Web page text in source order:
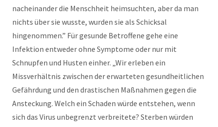
nacheinander die Menschheit heimsuchten, aber da man
nichts über sie wusste, wurden sie als Schicksal
hingenommen.” Für gesunde Betrof­fene gehe eine
Infektion entweder ohne Symp­tome oder nur mit
Schnupfen und Husten einher. „Wir erleben ein
Missverhältnis zwischen der erwarteten gesundheitlichen
Gefährdung und den drastischen Maßnahmen gegen die
Ansteckung. Welch ein Schaden würde entstehen, wenn
sich das Virus unbegrenzt verbreitete? Sterben würden